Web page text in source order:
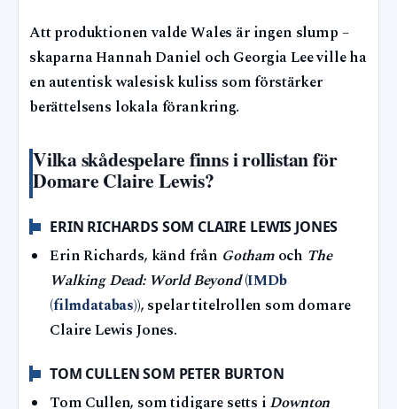
Att produktionen valde Wales är ingen slump –
skaparna Hannah Daniel och Georgia Lee ville ha
en autentisk walesisk kuliss som förstärker
berättelsens lokala förankring.
Vilka skådespelare finns i rollistan för
Domare Claire Lewis?
ERIN RICHARDS SOM CLAIRE LEWIS JONES
Erin Richards, känd från Gothamoch The
Walking Dead: World Beyond(IMDb
(filmdatabas)), spelar titelrollen som domare
Claire Lewis Jones.
TOM CULLEN SOM PETER BURTON
Tom Cullen, som tidigare setts i Downton